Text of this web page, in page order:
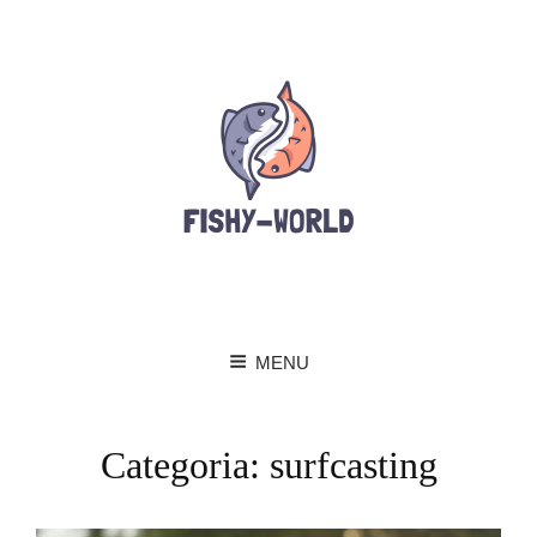
MENU
Categoria: surfcasting